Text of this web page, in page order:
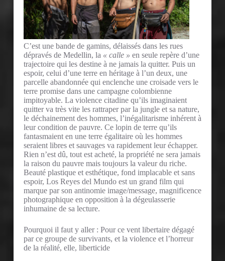
C’est une bande de gamins, délaissés dans les rues
dépravés de Medellin, la « calle » en seule repère d’une
trajectoire qui les destine à ne jamais la quitter. Puis un
espoir, celui d’une terre en héritage à l’un deux, une
parcelle abandonnée qui enclenche une croisade vers le
terre promise dans une campagne colombienne
impitoyable. La violence citadine qu’ils imaginaient
quitter va très vite les rattraper par la jungle et sa nature,
le déchainement des hommes, l’inégalitarisme inhérent à
leur condition de pauvre. Ce lopin de terre qu’ils
fantasmaient en une terre égalitaire où les hommes
seraient libres et sauvages va rapidement leur échapper.
Rien n’est dû, tout est acheté, la propriété ne sera jamais
la raison du pauvre mais toujours la valeur du riche.
Beauté plastique et esthétique, fond implacable et sans
espoir, Los Reyes del Mundo est un grand film qui
marque par son antinomie image/message, magnificence
photographique en opposition à la dégeulasserie
inhumaine de sa lecture.
Pourquoi il faut y aller : Pour ce vent libertaire dégagé
par ce groupe de survivants, et la violence et l’horreur
de la réalité, elle, liberticide